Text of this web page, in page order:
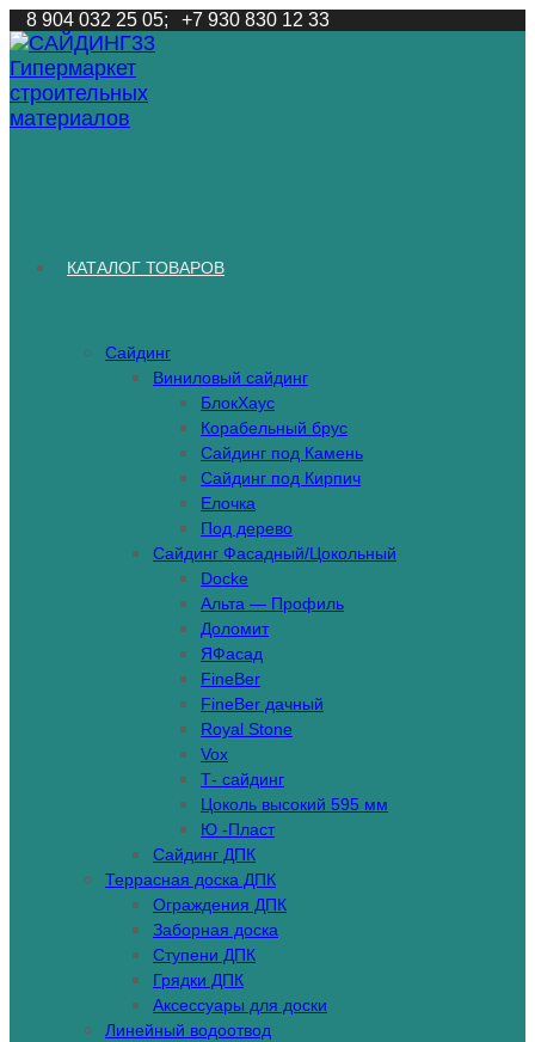
Перейти
к
содержимому
8 904 032 25 05; +7 930 830 12 33
КАТАЛОГ ТОВАРОВ
Сайдинг
Виниловый сайдинг
БлокХаус
Корабельный брус
Сайдинг под Камень
Сайдинг под Кирпич
Елочка
Под дерево
Сайдинг Фасадный/Цокольный
Docke
Альта — Профиль
Доломит
ЯФасад
FineBer
FineBer дачный
Royal Stone
Vox
Т- сайдинг
Цоколь высокий 595 мм
Ю -Пласт
Сайдинг ДПК
Террасная доска ДПК
Ограждения ДПК
Заборная доска
Ступени ДПК
Грядки ДПК
Аксессуары для доски
Линейный водоотвод